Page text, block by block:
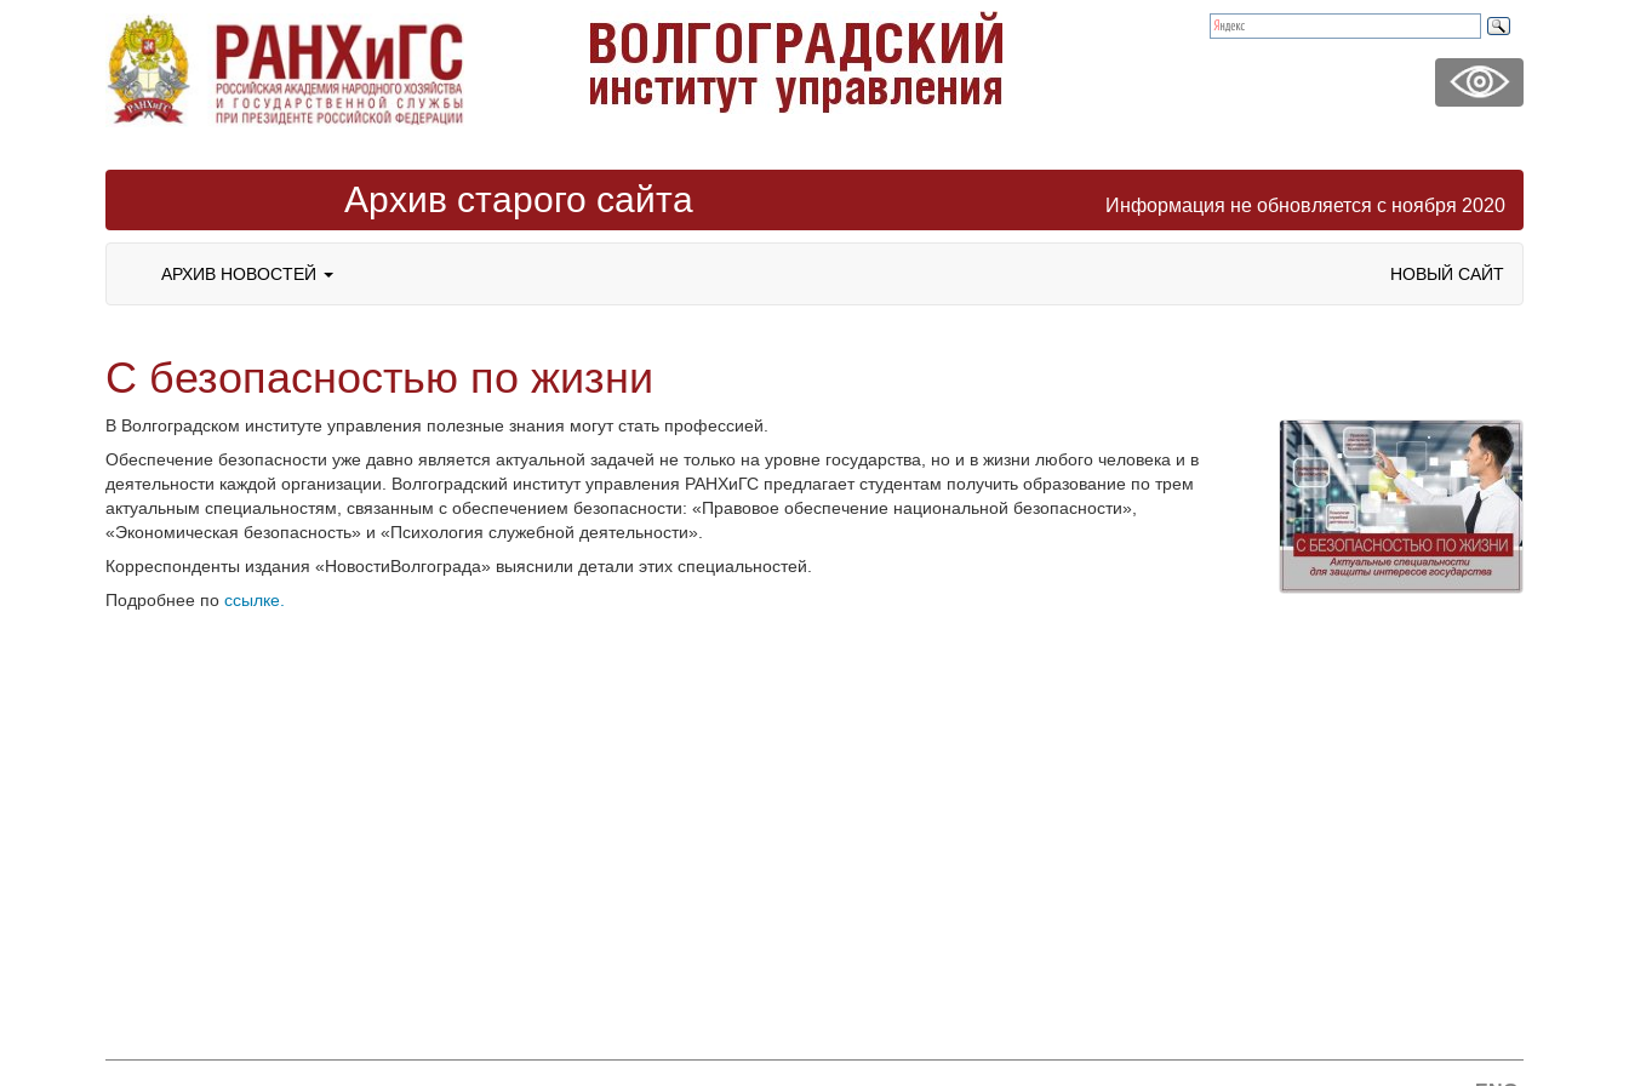
Архив старого сайта Информация не обновляется с ноября 2020
АРХИВ НОВОСТЕЙ НОВЫЙ САЙТ
С безопасностью по жизни
В Волгоградском институте управления полезные знания могут стать профессией.
Обеспечение безопасности уже давно является актуальной задачей не только на уровне государства, но и в жизни любого человека и в
деятельности каждой организации. Волгоградский институт управления РАНХиГС предлагает студентам получить образование по трем
актуальным специальностям, связанным с обеспечением безопасности: «Правовое обеспечение национальной безопасности»,
«Экономическая безопасность» и «Психология служебной деятельности».
Корреспонденты издания «НовостиВолгограда» выяснили детали этих специальностей.
Подробнее по ссылке.